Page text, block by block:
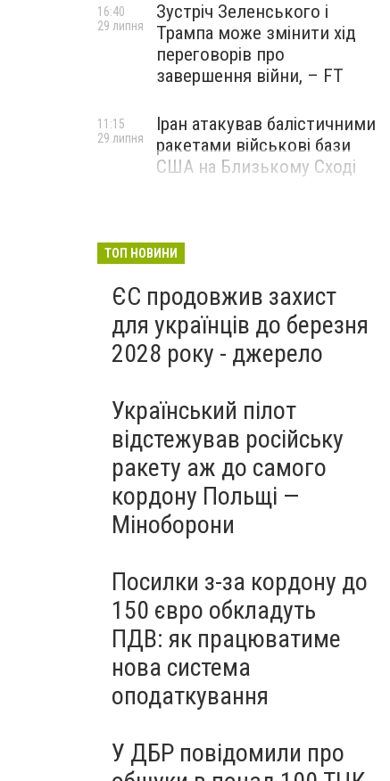
Зустріч Зеленського і
Трампа може змінити хід
переговорів про
завершення війни, – FT
16:40
29 липня
Іран атакував балістичними
ракетами військові бази
США на Близькому Сході
11:15
29 липня
ТОП НОВИНИ
ЄС продовжив захист
для українців до березня
2028 року - джерело
Український пілот
відстежував російську
ракету аж до самого
кордону Польщі —
Міноборони
Посилки з-за кордону до
150 євро обкладуть
ПДВ: як працюватиме
нова система
оподаткування
У ДБР повідомили про